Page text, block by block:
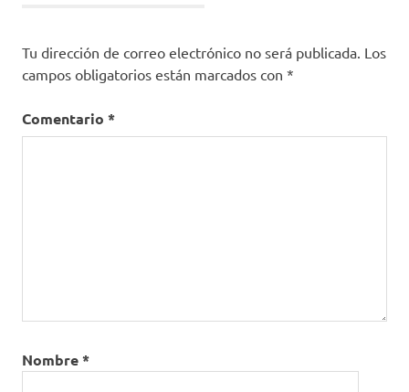
Tu dirección de correo electrónico no será publicada. Los
campos obligatorios están marcados con *
Comentario *
Nombre*